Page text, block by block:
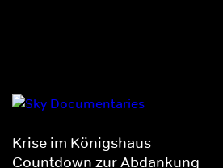
Krise im Königshaus -
Countdown zur Abdankung